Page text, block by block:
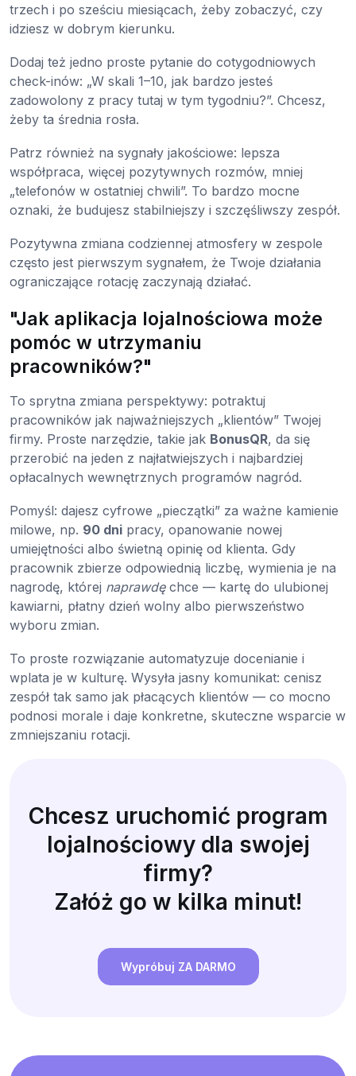
trzech i po sześciu miesiącach, żeby zobaczyć, czy
idziesz w dobrym kierunku.
Dodaj też jedno proste pytanie do cotygodniowych
check-inów: „W skali 1–10, jak bardzo jesteś
zadowolony z pracy tutaj w tym tygodniu?”. Chcesz,
żeby ta średnia rosła.
Patrz również na sygnały jakościowe: lepsza
współpraca, więcej pozytywnych rozmów, mniej
„telefonów w ostatniej chwili”. To bardzo mocne
oznaki, że budujesz stabilniejszy i szczęśliwszy zespół.
Pozytywna zmiana codziennej atmosfery w zespole
często jest pierwszym sygnałem, że Twoje działania
ograniczające rotację zaczynają działać.
"Jak aplikacja lojalnościowa może
pomóc w utrzymaniu
pracowników?"
To sprytna zmiana perspektywy: potraktuj
pracowników jak najważniejszych „klientów” Twojej
firmy. Proste narzędzie, takie jak BonusQR, da się
przerobić na jeden z najłatwiejszych i najbardziej
opłacalnych wewnętrznych programów nagród.
Pomyśl: dajesz cyfrowe „pieczątki” za ważne kamienie
milowe, np. 90 dni pracy, opanowanie nowej
umiejętności albo świetną opinię od klienta. Gdy
pracownik zbierze odpowiednią liczbę, wymienia je na
nagrodę, której naprawdęchce — kartę do ulubionej
kawiarni, płatny dzień wolny albo pierwszeństwo
wyboru zmian.
To proste rozwiązanie automatyzuje docenianie i
wplata je w kulturę. Wysyła jasny komunikat: cenisz
zespół tak samo jak płacących klientów — co mocno
podnosi morale i daje konkretne, skuteczne wsparcie w
zmniejszaniu rotacji.
Chcesz uruchomić program
lojalnościowy dla swojej
firmy?
Załóż go w kilka minut!
Wypróbuj ZA DARMO